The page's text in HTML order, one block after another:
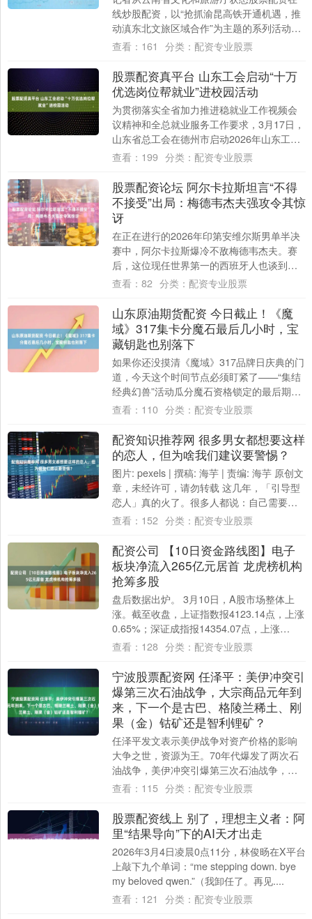
线炒股配资，以“抢抓渝昆高铁开通机遇，推
动滇东北文旅区域合作”为主题的系列活动，
将于3月18日至20日在昆明市东川区、曲
查看： 161 分类： 配资专业股票
股票配资真平台 山东工会启动“十万
优选岗位帮就业”进校园活动
为贯彻落实全省加力推进稳就业工作视频会
议精神和全总就业服务工作要求，3月17日，
山东省总工会在德州市启动2026年山东工
会“十万优选岗位帮就业”进校园活动，德州....
查看： 199 分类： 配资专业股票
股票配资论坛 阿尔卡拉斯坦言“不得
不接受”出局：梅德韦杰夫强攻令其惊
讶
在正在进行的2026年印第安维尔斯男单半决
赛中，阿尔卡拉斯爆冷不敌梅德韦杰夫。赛
后，这位现任世界第一的西班牙人也谈到了
这场失利，以及对手在面对他时往往打出巅
查看： 82 分类： 配资专业股票
山东原油期货配资 今日截止！《魔
域》317集卡分魔石最后几小时，宝
藏钥匙也别落下
如果你还没摸清《魔域》317品牌日庆典的门
道，今天这个时间节点必须盯紧了——“集结
经典幻兽”活动瓜分魔石资格锁定的最后期
限！过了今晚23:59山东原油期货配资，....
查看： 110 分类： 配资专业股票
配资知识推荐网 很多男女都想要这样
的恋人，但为啥我们建议要警惕？
图片: pexels | 撰稿: 海芋 | 责编: 海芋 原创文
章，未经许可，请勿转载 这几年，「引导型
恋人」真的火了。很多人都说：自己需要一
个「引导型恋人」。....
查看： 152 分类： 配资专业股票
配资公司 【10日资金路线图】电子
板块净流入265亿元居首 龙虎榜机构
抢筹多股
盘后数据出炉。 3月10日，A股市场整体上
涨。截至收盘，上证指数报4123.14点，上涨
0.65%；深证成指报14354.07点，上涨
2.04%；创业板指报33....
查看： 128 分类： 配资专业股票
宁波股票配资网 任泽平：美伊冲突引
爆第三次石油战争，大宗商品元年到
来，下一个是古巴、格陵兰稀土、刚
果（金）钴矿还是智利锂矿？
任泽平发文表示美伊战争对资产价格的影响
大争之世，资源为王。70年代爆发了两次石
油战争，美伊冲突引爆第三次石油战争，大
宗商品元年到来。 第一次石油战争
查看： 115 分类： 配资专业股票
股票配资线上 别了，理想主义者：阿
里“结果导向”下的AI天才出走
2026年3月4日凌晨0点11分，林俊旸在X平台
上敲下九个单词：“me stepping down. bye
my beloved qwen.”（我卸任了。再见....
查看： 121 分类： 配资专业股票